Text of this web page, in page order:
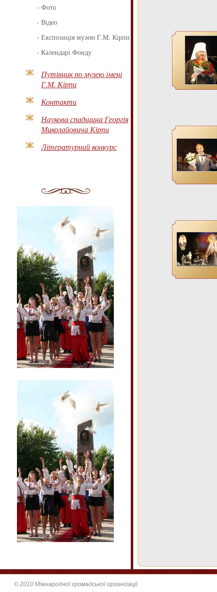
- Фото
- Відео
- Експозиція музею Г.М. Кірпи
- Календарі Фонду
Путівник по музею імені
Г.М. Кірпи
Контакти
Наукова спадщина Георгія
Миколайовича Кірпи
Літературний конкурс
© 2010 Міжнародної громадської організації